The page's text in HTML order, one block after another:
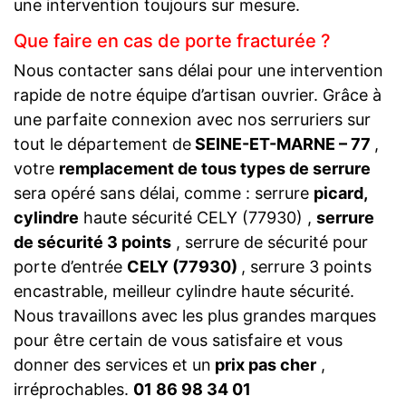
une intervention toujours sur mesure.
Que faire en cas de porte fracturée ?
Nous contacter sans délai pour une intervention
rapide de notre équipe d’artisan ouvrier. Grâce à
une parfaite connexion avec nos serruriers sur
tout le département deSEINE-ET-MARNE – 77 ,
votre remplacement de tous types de serrure
sera opéré sans délai, comme : serrure picard,
cylindre haute sécurité CELY (77930) , serrure
de sécurité 3 points , serrure de sécurité pour
porte d’entrée CELY (77930) , serrure 3 points
encastrable, meilleur cylindre haute sécurité.
Nous travaillons avec les plus grandes marques
pour être certain de vous satisfaire et vous
donner des services et un prix pas cher ,
irréprochables. 01 86 98 34 01